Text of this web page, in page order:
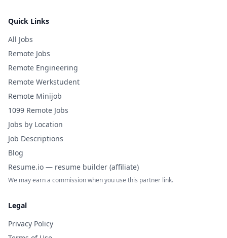
Quick Links
All Jobs
Remote Jobs
Remote Engineering
Remote Werkstudent
Remote Minijob
1099 Remote Jobs
Jobs by Location
Job Descriptions
Blog
Resume.io — resume builder (affiliate)
We may earn a commission when you use this partner link.
Legal
Privacy Policy